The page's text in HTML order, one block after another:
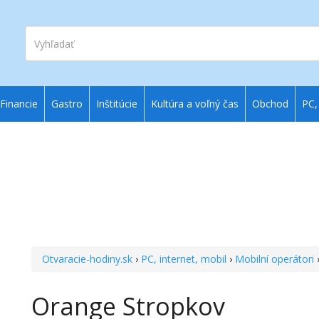
Vyhľadať
Otvaracie-hodiny.sk › PC, internet, mobil › Mobilní operátori
Orange Stropkov
Financie Gastro Inštitúcie Kultúra a voľný čas Obchod